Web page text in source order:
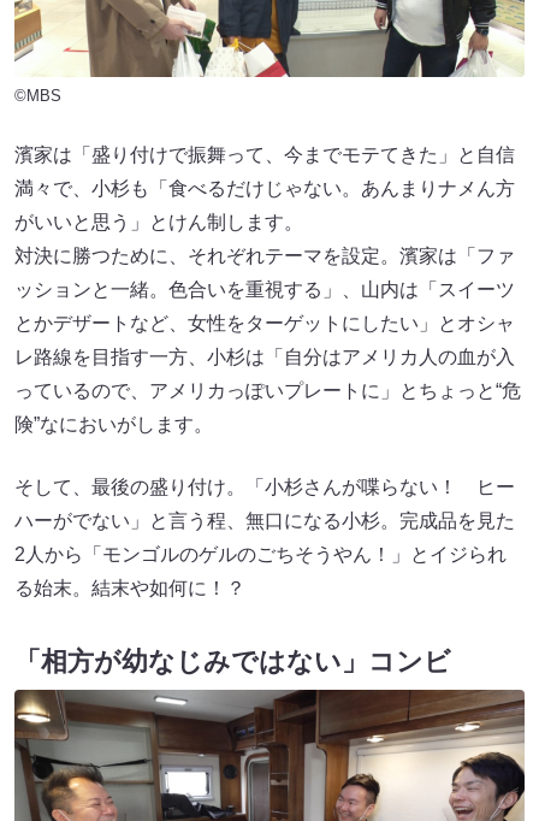
©MBS
濱家は「盛り付けで振舞って、今までモテてきた」と自信
満々で、小杉も「食べるだけじゃない。あんまりナメん方
がいいと思う」とけん制します。
対決に勝つために、それぞれテーマを設定。濱家は「ファ
ッションと一緒。色合いを重視する」、山内は「スイーツ
とかデザートなど、女性をターゲットにしたい」とオシャ
レ路線を目指す一方、小杉は「自分はアメリカ人の血が入
っているので、アメリカっぽいプレートに」とちょっと“危
険”なにおいがします。
そして、最後の盛り付け。「小杉さんが喋らない！ ヒー
ハーがでない」と言う程、無口になる小杉。完成品を見た
2人から「モンゴルのゲルのごちそうやん！」とイジられ
る始末。結末や如何に！？
「相方が幼なじみではない」コンビ